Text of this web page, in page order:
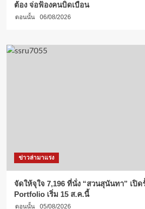
ต้อง จ่อฟ้องคนบิดเบือน
ตอนนั้น 06/08/2026
ข่าวล่ามาแรง
จัดให้จุใจ 7,196 ที่นั่ง “สวนสุนันทา” เปิด
Portfolio เริ่ม 15 ส.ค.นี้
ตอนนั้น 05/08/2026